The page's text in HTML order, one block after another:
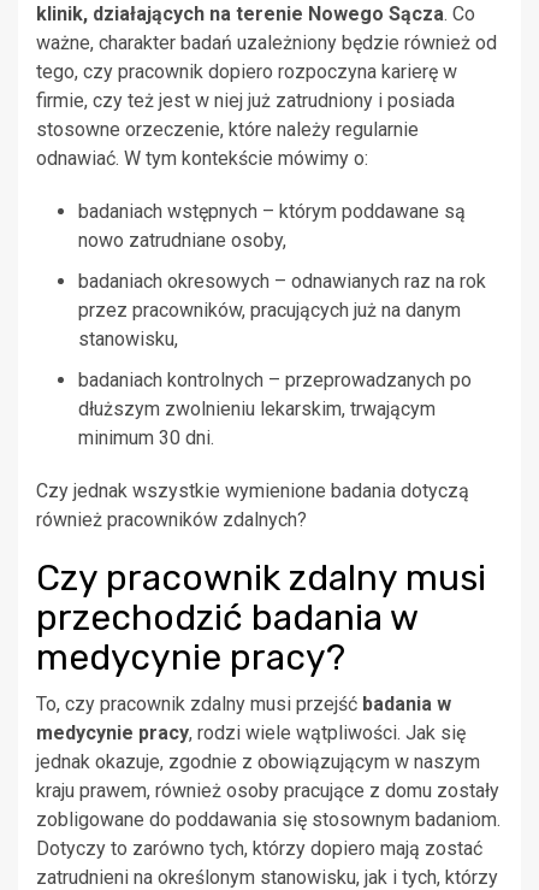
klinik, działających na terenie Nowego Sącza. Co
ważne, charakter badań uzależniony będzie również od
tego, czy pracownik dopiero rozpoczyna karierę w
firmie, czy też jest w niej już zatrudniony i posiada
stosowne orzeczenie, które należy regularnie
odnawiać. W tym kontekście mówimy o:
badaniach wstępnych – którym poddawane są
nowo zatrudniane osoby,
badaniach okresowych – odnawianych raz na rok
przez pracowników, pracujących już na danym
stanowisku,
badaniach kontrolnych – przeprowadzanych po
dłuższym zwolnieniu lekarskim, trwającym
minimum 30 dni.
Czy jednak wszystkie wymienione badania dotyczą
również pracowników zdalnych?
Czy pracownik zdalny musi
przechodzić badania w
medycynie pracy?
To, czy pracownik zdalny musi przejść badania w
medycynie pracy, rodzi wiele wątpliwości. Jak się
jednak okazuje, zgodnie z obowiązującym w naszym
kraju prawem, również osoby pracujące z domu zostały
zobligowane do poddawania się stosownym badaniom.
Dotyczy to zarówno tych, którzy dopiero mają zostać
zatrudnieni na określonym stanowisku, jak i tych, którzy